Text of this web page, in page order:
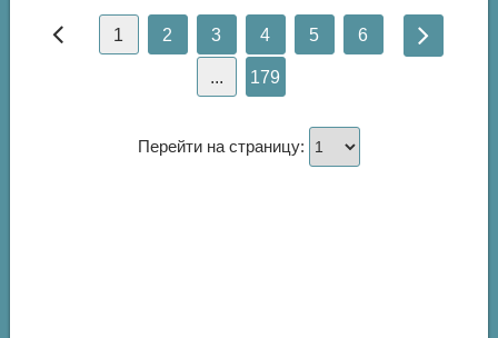
1 2 3 4 5 6
... 179
Перейти на страницу: